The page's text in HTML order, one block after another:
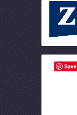
Save